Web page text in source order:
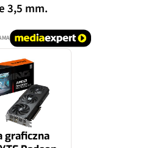
3,5 mm.
graficzna